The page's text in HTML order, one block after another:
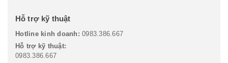
Hỗ trợ kỹ thuật
Hotline kinh doanh: 0983.386.667
Hỗ trợ kỹ thuật:
0983.386.667